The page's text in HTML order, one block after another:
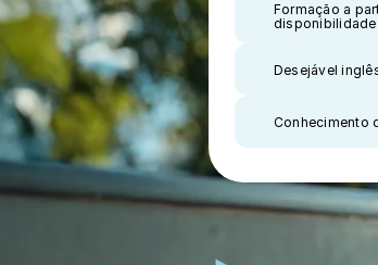
Formação a
disponibilidade
Desejável
Conhecimento